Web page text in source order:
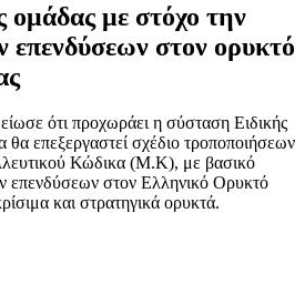
ομάδας με στόχο την
επενδύσεων στον ορυκτό
ότι προχωράει η σύσταση Ειδικής
επεξεργαστεί σχέδιο τροποποιήσεων
Κώδικα (Μ.Κ), με βασικό
επενδύσεων στον Ελληνικό Ορυκτό
και στρατηγικά ορυκτά.